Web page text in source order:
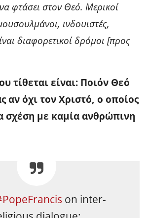
φτάσει στον Θεό. Μερικοί
ινδουιστές,
διαφορετικοί δρόμοι [προς
τίθεται είναι: Ποιόν Θεό
αν όχι τον Χριστό, ο οποίος
σχέση με καμία ανθρώπινη
on inter-